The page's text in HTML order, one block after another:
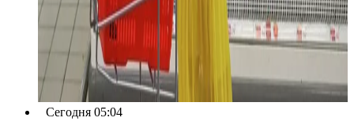
Сегодня 05:04